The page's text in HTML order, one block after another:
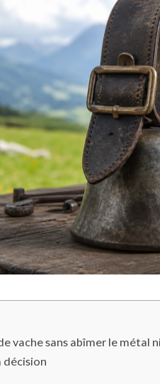
vache sans abîmer le métal
décision